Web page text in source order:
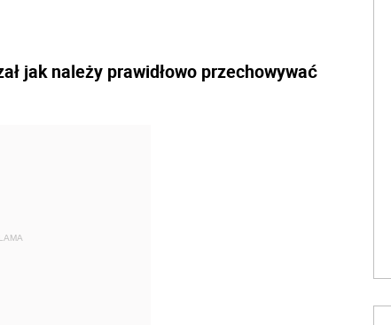
jak należy prawidłowo przechowywać